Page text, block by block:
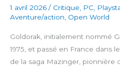
1 avril 2026 / Critique, PC,
Aventure/action, Open World
Goldorak, initialement nommé
1975, et passé en France dans
de la saga Mazinger, pionnière